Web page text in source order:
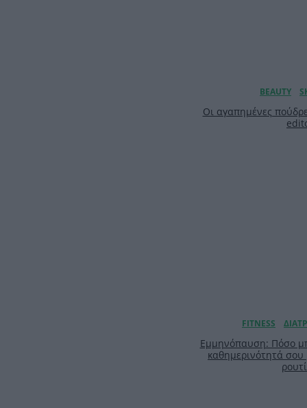
Οι αγαπημένες
Εμμηνόπαυση: Πόσο
καθημερινότητά